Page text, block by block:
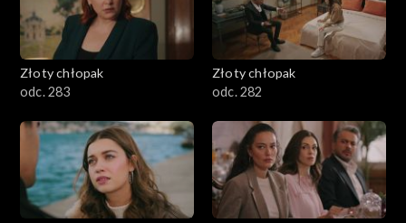
Złoty chłopak
odc. 283
Złoty chłopak
odc. 282